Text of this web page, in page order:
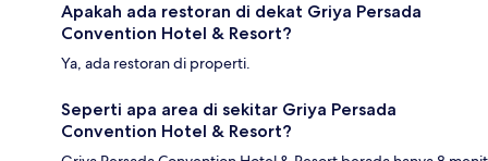
Apakah ada restoran di dekat Griya Persada
Convention Hotel & Resort?
Ya, ada restoran di properti.
Seperti apa area di sekitar Griya Persada
Convention Hotel & Resort?